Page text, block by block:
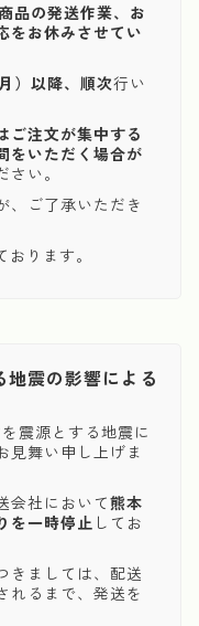
品の発送作業、お
をお休みさせてい
）以降、順次行い
ご注文が集中する
をいただく場合が
い。
、ご了承いただき
ります。
震の影響による
震源とする地震に
見舞い申し上げま
会社において熊本
を一時停止 してお
きましては、配送
れるまで、発送を